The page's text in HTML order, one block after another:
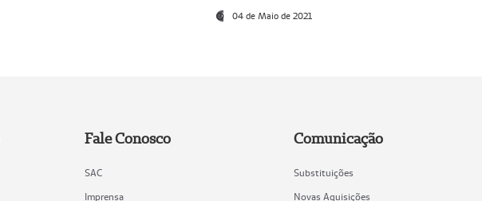
04 de Maio de 2021
Fale Conosco
SAC
Imprensa
Comunicação
Substituições
Novas Aquisições